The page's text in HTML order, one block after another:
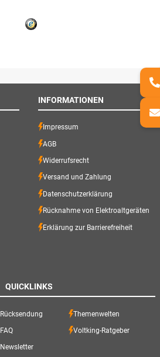
INFORMATIONEN
Impressum
AGB
Widerrufsrecht
Versand und Zahlung
Datenschutzerklärung
Rücknahme von Elektroaltgeräten
Erklärung zur Barrierefreiheit
QUICKLINKS
Rücksendung Themenwelten
FAQ Voltking-Ratgeber
Newsletter